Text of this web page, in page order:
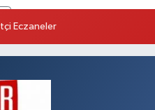
Eczaneler